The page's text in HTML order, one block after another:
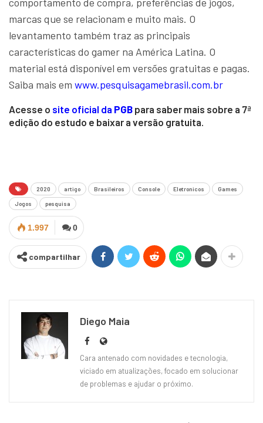
marcas que se relacionam e muito mais. O
levantamento também traz as principais
características do gamer na América Latina. O
material está disponível em versões gratuitas e pagas.
Saiba mais em www.pesquisagamebrasil.com.br
Acesse o site oficial da PGB para saber mais sobre a 7ª
edição do estudo e baixar a versão gratuita.
2020 artigo Brasileiros Console Eletronicos Games
Jogos pesquisa
0
1.997
compartilhar
Diego Maia
Cara antenado com novidades e tecnologia,
viciado em atualizações, focado em solucionar
de problemas e ajudar o próximo.